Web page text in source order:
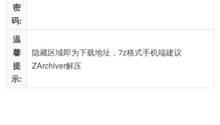
密
码:
温
馨
提
示:
隐藏区域即为下载地址，7z格式手机端建议
ZArchiver解压